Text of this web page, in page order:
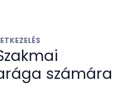
számára